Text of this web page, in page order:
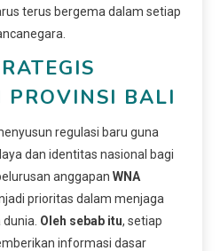
terus bergema dalam setiap
PROVINSI BALI
regulasi baru guna
dan identitas nasional bagi
anggapan WNA
prioritas dalam menjaga
Oleh sebab itu, setiap
informasi dasar